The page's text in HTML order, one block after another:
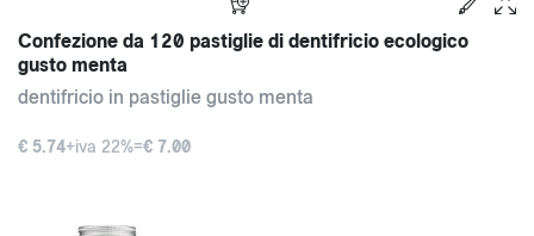
Confezione da 120 pastiglie di dentifricio ecologico
gusto menta
dentifricio in pastiglie gusto menta
€ 5.74+iva 22%=€ 7.00